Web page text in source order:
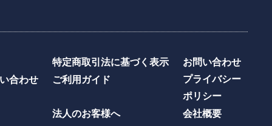
特定商取引法に基づく表示
お問い合わせ
合わせ
ご利用ガイド
プライバシー
ポリシー
法人のお客様へ 会社概要